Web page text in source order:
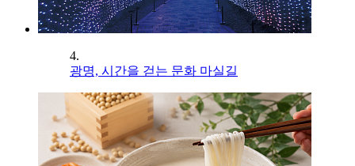
4.
광명, 시간을 걷는 문화 마실길